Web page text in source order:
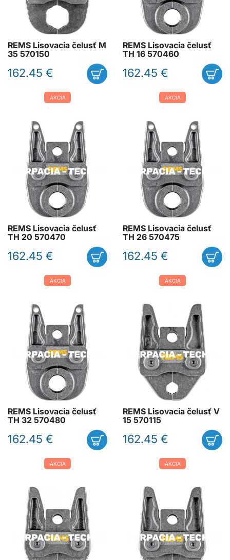
REMS Lisovacia čelusť M
35 570150
162.45 €
AKCIA
REMS Lisovacia čelusť
TH 16 570460
162.45 €
AKCIA
REMS Lisovacia čelusť
TH 20 570470
162.45 €
AKCIA
REMS Lisovacia čelusť
TH 26 570475
162.45 €
AKCIA
REMS Lisovacia čelusť
TH 32 570480
162.45 €
AKCIA
REMS Lisovacia čelusť V
15 570115
162.45 €
AKCIA